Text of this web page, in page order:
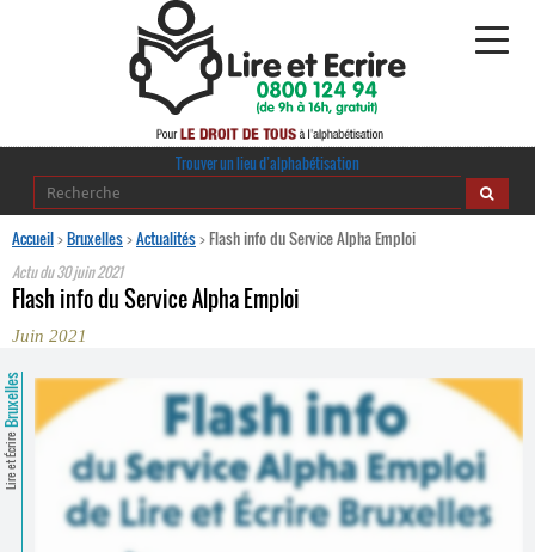
Alphabétisation
Regards croisés
Ressources pédagogiques
Espace presse
Contacts
Trouver un lieu d’alphabétisation
Accueil>Bruxelles>Actualités>Flash info du Service Alpha Emploi
Actu du30 juin 2021
Flash info du Service Alpha Emploi
Juin 2021
Lire et Écrire
Bruxelles